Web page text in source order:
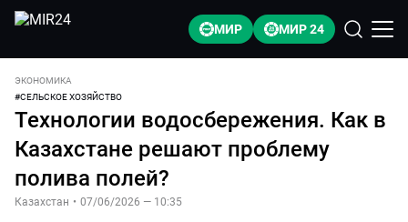
МИР МИР 24
ЭКОНОМИКА
#СЕЛЬСКОЕ ХОЗЯЙСТВО
Технологии водосбережения. Как в
Казахстане решают проблему
полива полей?
Казахстан • 07/06/2026 — 10:35